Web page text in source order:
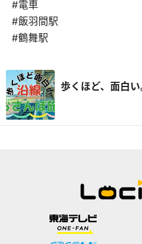
#電車
#飯羽間駅
#鶴舞駅
歩くほど、面白